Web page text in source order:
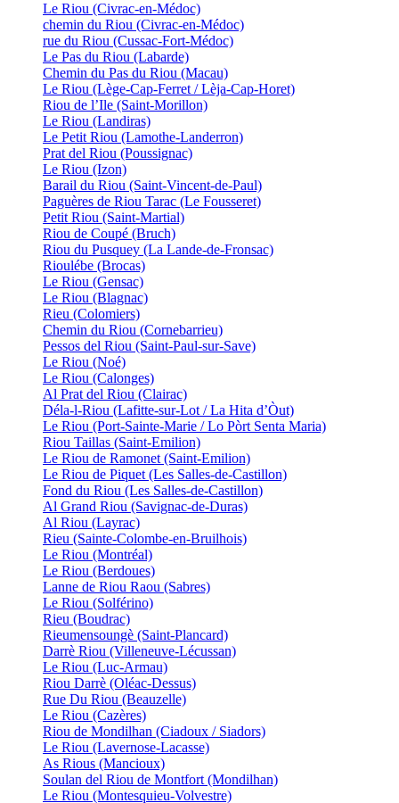
Le Riou (Civrac-en-Médoc)
chemin du Riou (Civrac-en-Médoc)
rue du Riou (Cussac-Fort-Médoc)
Le Pas du Riou (Labarde)
Chemin du Pas du Riou (Macau)
Le Riou (Lège-Cap-Ferret / Lèja-Cap-Horet)
Riou de l’Ile (Saint-Morillon)
Le Riou (Landiras)
Le Petit Riou (Lamothe-Landerron)
Prat del Riou (Poussignac)
Le Riou (Izon)
Barail du Riou (Saint-Vincent-de-Paul)
Paguères de Riou Tarac (Le Fousseret)
Petit Riou (Saint-Martial)
Riou de Coupé (Bruch)
Riou du Pusquey (La Lande-de-Fronsac)
Rioulébe (Brocas)
Le Riou (Gensac)
Le Riou (Blagnac)
Rieu (Colomiers)
Chemin du Riou (Cornebarrieu)
Pessos del Riou (Saint-Paul-sur-Save)
Le Riou (Noé)
Le Riou (Calonges)
Al Prat del Riou (Clairac)
Déla-l-Riou (Lafitte-sur-Lot / La Hita d’Òut)
Le Riou (Port-Sainte-Marie / Lo Pòrt Senta Maria)
Riou Taillas (Saint-Emilion)
Le Riou de Ramonet (Saint-Emilion)
Le Riou de Piquet (Les Salles-de-Castillon)
Fond du Riou (Les Salles-de-Castillon)
Al Grand Riou (Savignac-de-Duras)
Al Riou (Layrac)
Rieu (Sainte-Colombe-en-Bruilhois)
Le Riou (Montréal)
Le Riou (Berdoues)
Lanne de Riou Raou (Sabres)
Le Riou (Solférino)
Rieu (Boudrac)
Rieumensoungè (Saint-Plancard)
Darrè Riou (Villeneuve-Lécussan)
Le Riou (Luc-Armau)
Riou Darrè (Oléac-Dessus)
Rue Du Riou (Beauzelle)
Le Riou (Cazères)
Riou de Mondilhan (Ciadoux / Siadors)
Le Riou (Lavernose-Lacasse)
As Rious (Mancioux)
Soulan del Riou de Montfort (Mondilhan)
Le Riou (Montesquieu-Volvestre)